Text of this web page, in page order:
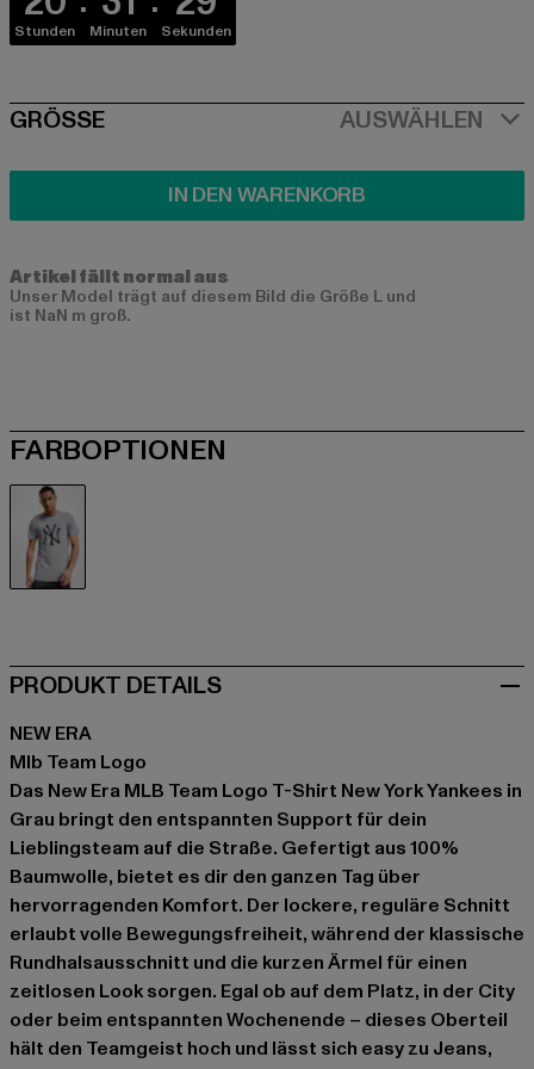
Stunden Minuten Sekunden
SIZE
GRÖSSE AUSWÄHLEN
IN DEN WARENKORB
Artikel fällt normal aus
Unser Model trägt auf diesem Bild die Größe L und
ist NaN m groß.
FARBOPTIONEN
PRODUKT DETAILS
NEW ERA
Mlb Team Logo
Das New Era MLB Team Logo T-Shirt New York Yankees in
Grau bringt den entspannten Support für dein
Lieblingsteam auf die Straße. Gefertigt aus 100%
Baumwolle, bietet es dir den ganzen Tag über
hervorragenden Komfort. Der lockere, reguläre Schnitt
erlaubt volle Bewegungsfreiheit, während der klassische
Rundhalsausschnitt und die kurzen Ärmel für einen
zeitlosen Look sorgen. Egal ob auf dem Platz, in der City
oder beim entspannten Wochenende – dieses Oberteil
hält den Teamgeist hoch und lässt sich easy zu Jeans,